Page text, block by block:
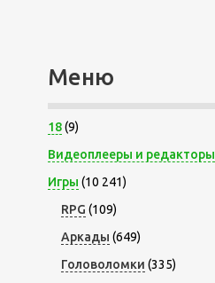
Меню
18(9)
Видеоплееры и редакторы
Игры (10 241)
RPG (109)
Аркады (649)
Головоломки (335)